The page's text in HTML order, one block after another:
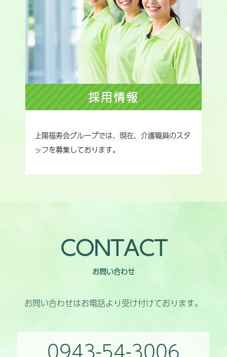
採用情報
上陽福寿会グループでは、現在、介護職員のスタ
ッフを募集しております。
CONTACT
お問い合わせ
お問い合わせはお電話より受け付けております。
0943-54-3006